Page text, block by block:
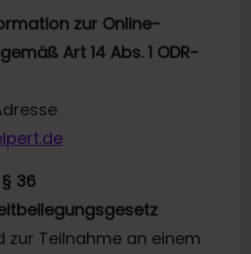
zur Online-
Art 14 Abs. 1 ODR-
36
zur Teilnahme an einem